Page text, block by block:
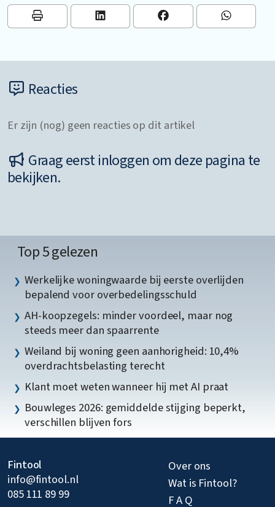
Reacties
Er zijn (nog) geen reacties op dit artikel
Graag eerst inloggen om deze pagina te
bekijken.
Top 5 gelezen
Werkelijke woningwaarde bij eerste overlijden
bepalend voor overbedelingsschuld
AH-koopzegels: minder voordeel, maar nog
steeds meer dan spaarrente
Weiland bij woning geen aanhorigheid: 10,4%
overdrachtsbelasting terecht
Klant moet weten wanneer hij met AI praat
Bouwleges 2026: gemiddelde stijging beperkt,
verschillen blijven fors
Fintool
info@fintool.nl
085 111 89 99
Over ons
Wat is Fintool?
F A Q